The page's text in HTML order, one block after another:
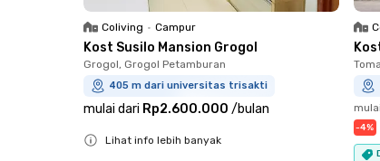
Coliving • Campur
Kost Susilo Mansion Grogol
Grogol, Grogol Petamburan
405 m dari universitas trisakti
mulai dari Rp2.600.000 /bulan
Lihat info lebih banyak
-4%